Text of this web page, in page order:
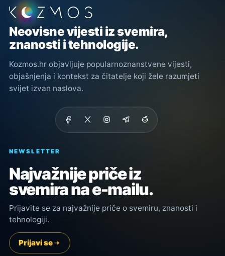
Podnožje stranice
Neovisne vijesti iz svemira,
znanosti i tehnologije.
Kozmos.hr objavljuje popularnoznanstvene vijesti,
objašnjenja i kontekst za čitatelje koji žele razumjeti
svijet izvan naslova.
NEWSLETTER
Najvažnije priče iz
svemira na e-mailu.
Prijavite se za najvažnije priče o svemiru, znanosti i
tehnologiji.
Prijavi se